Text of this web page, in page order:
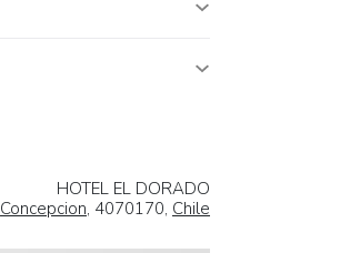
HOTEL EL DORADO
Concepcion, 4070170, Chile